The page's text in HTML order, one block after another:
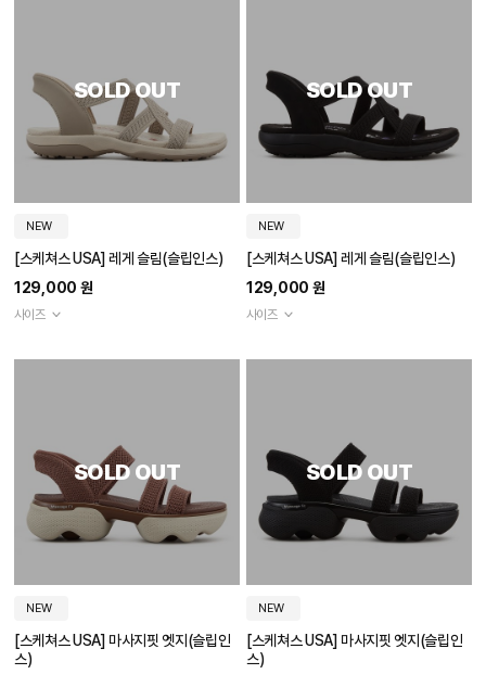
SOLD OUT
NEW
[스케쳐스 USA] 레게 슬림(슬립인스)
129,000 원
사이즈
SOLD OUT
NEW
[스케쳐스 USA] 레게 슬림(슬립인스)
129,000 원
사이즈
SOLD OUT
NEW
[스케쳐스 USA] 마사지핏 엣지(슬립인
스)
SOLD OUT
NEW
[스케쳐스 USA] 마사지핏 엣지(슬립인
스)